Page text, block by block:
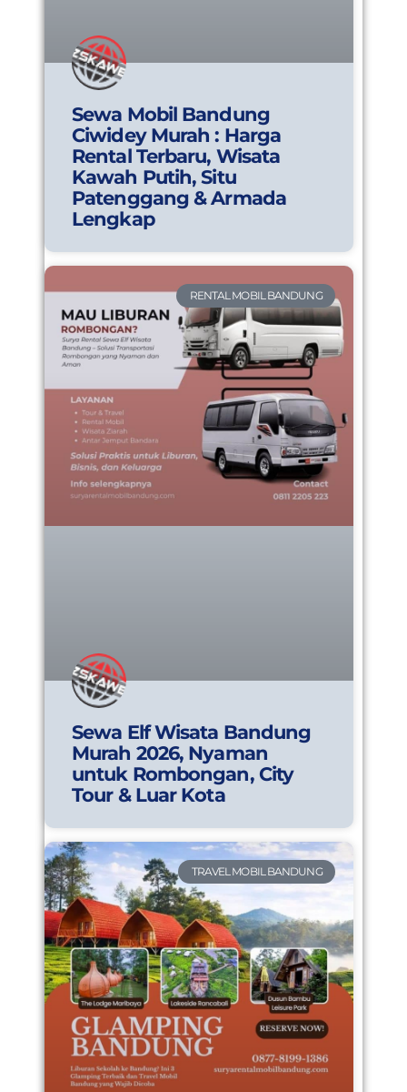
Sewa Mobil Bandung
Ciwidey Murah : Harga
Rental Terbaru, Wisata
Kawah Putih, Situ
Patenggang & Armada
Lengkap
RENTAL MOBIL BANDUNG
Sewa Elf Wisata Bandung
Murah 2026, Nyaman
untuk Rombongan, City
Tour & Luar Kota
TRAVEL MOBIL BANDUNG